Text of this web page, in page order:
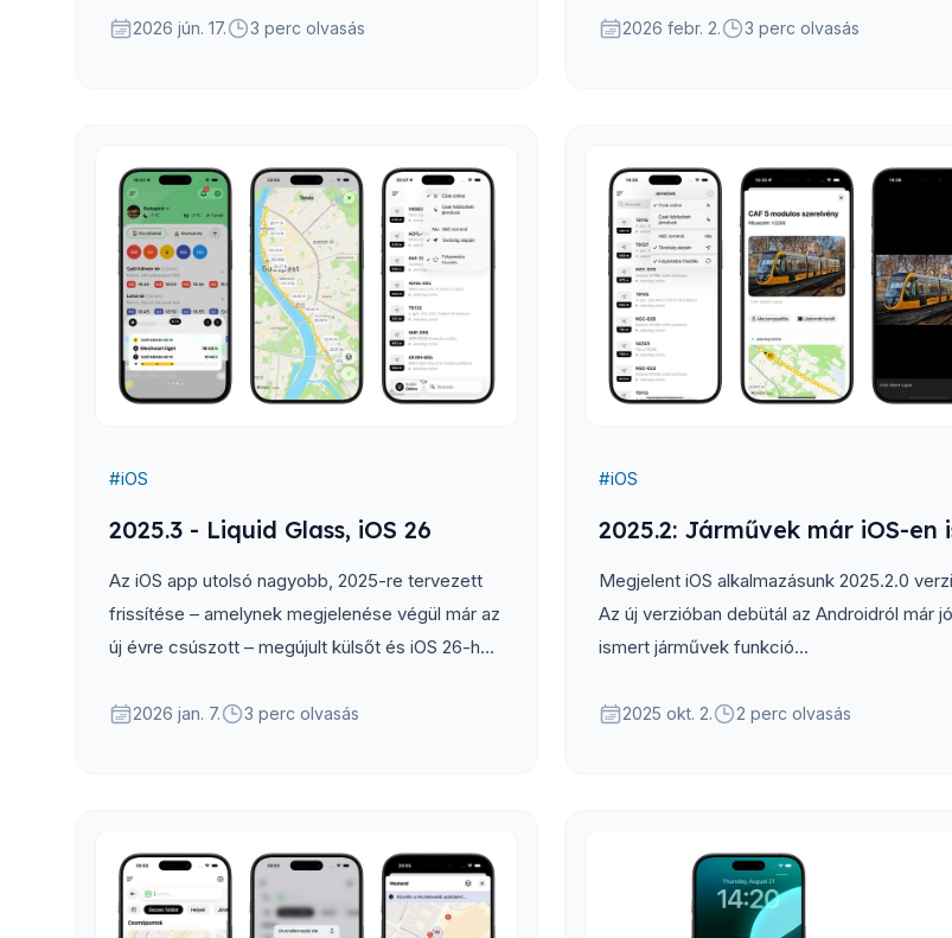
2026 jún. 17. 3 perc olvasás 2026 febr. 2. 3 perc olvasás
#iOS
2025.3 - Liquid Glass, iOS 26
Az iOS app utolsó nagyobb, 2025-re tervezett
frissítése – amelynek megjelenése végül már az
új évre csúszott – megújult külsőt és iOS 26-hoz
2026 jan. 7. 3 perc olvasás
#iOS
2025.2: Járművek már iOS-en
Megjelent iOS alkalmazásunk 2025.2.0
Az új verzióban debütál az Androidról már
ismert járművek funkció...
2025 okt. 2. 2 perc olvasás